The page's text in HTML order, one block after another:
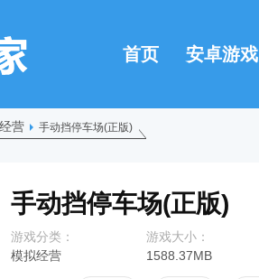
首页 安卓游戏
营 手动挡停车场(正版)
手动挡停车场(正版)
游戏分类：
模拟经营
游戏大小：
1588.37MB